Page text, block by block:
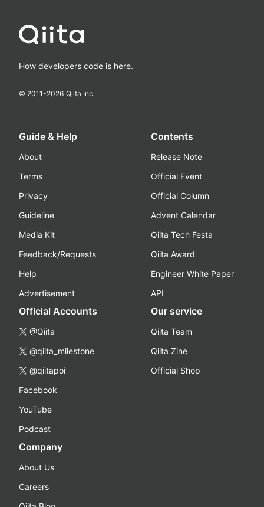
How developers code is here.
© 2011-2026 Qiita Inc.
Guide & Help
About
Terms
Privacy
Guideline
Media Kit
Feedback/Requests
Help
Advertisement
Contents
Release Note
Official Event
Official Column
Advent Calendar
Qiita Tech Festa
Qiita Award
Engineer White Paper
API
Official Accounts
@Qiita
@qiita_milestone
@qiitapoi
Facebook
YouTube
Podcast
Our service
Qiita Team
Qiita Zine
Official Shop
Company
About Us
Careers